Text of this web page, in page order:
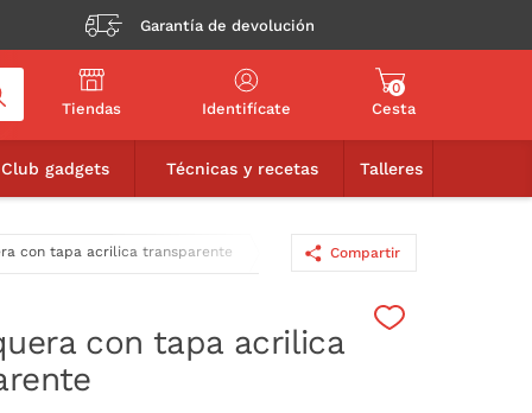
Garantía de devolución
Tiendas Identifícate
0
Cesta
Club gadgets Técnicas y recetas Talleres
con tapa acrilica transparente
con tapa acrilica
Compartir